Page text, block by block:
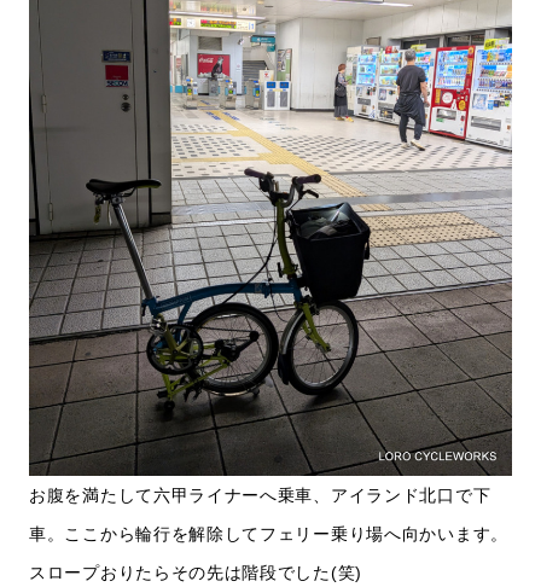
お腹を満たして六甲ライナーへ乗車、アイランド北口で下
車。ここから輪行を解除してフェリー乗り場へ向かいます。
スロープおりたらその先は階段でした(笑)